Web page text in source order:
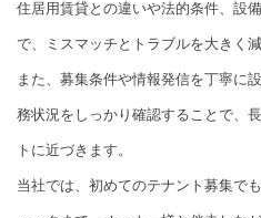
住居用賃貸との違いや法的条件、設
で、ミスマッチとトラブルを大きく減
また、募集条件や情報発信を丁寧に
務状況をしっかり確認することで、
トに近づきます。
当社では、初めてのテナント募集で